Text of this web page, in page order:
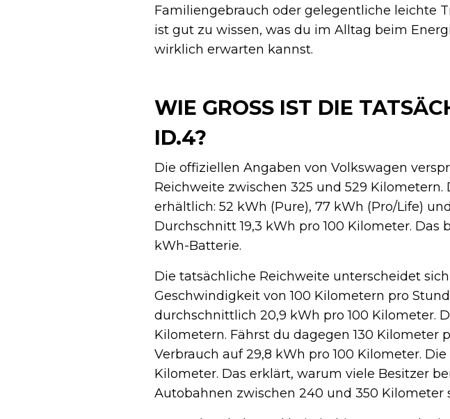
Familiengebrauch oder gelegentliche leichte
ist gut zu wissen, was du im Alltag beim
wirklich erwarten kannst.
WIE GROSS IST DIE
D.4?
Die offiziellen Angaben von Volkswagen
Reichweite zwischen 325 und 529
erhältlich: 52 kWh (Pure), 77 kWh (Pro/Life)
Durchschnitt 19,3 kWh pro 100 Kilometer.
kWh-Batterie.
Die tatsächliche Reichweite unterscheidet
Geschwindigkeit von 100 Kilometern pro
durchschnittlich 20,9 kWh pro 100 Kilometer.
Kilometern. Fährst du dagegen 130 Kilometer
Verbrauch auf 29,8 kWh pro 100 Kilometer.
Kilometer. Das erklärt, warum viele Besitzer
Autobahnen zwischen 240 und 350 Kilometer